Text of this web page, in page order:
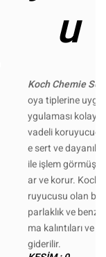
u
Koch Chemie
oya tiplerine
ygulaması kolay
vadeli
e sert ve
ile işlem görmüş
ar ve korur. Koch
ruyucusu olan bu
parlaklık ve
ma kalıntıları ve
giderilir.